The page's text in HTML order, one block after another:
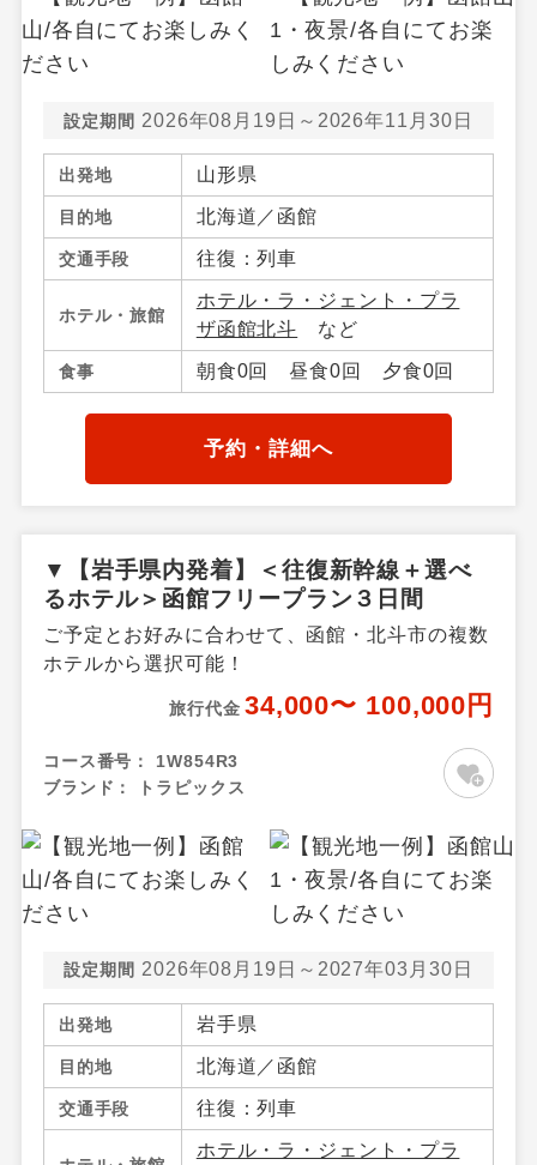
設定期間 2026年08月19日～2026年11月30日
出発地 山形県
目的地 北海道／函館
交通手段 往復：列車
ホテル・旅館
ホテル・ラ・ジェント・プラ
ザ函館北斗 など
食事 朝食0回 昼食0回 夕食0回
予約・詳細へ
▼【岩手県内発着】＜往復新幹線＋選べ
るホテル＞函館フリープラン３日間
ご予定とお好みに合わせて、函館・北斗市の複数
ホテルから選択可能！
旅行代金 34,000〜 100,000円
コース番号：
1W854R3
ブランド：
トラピックス
設定期間 2026年08月19日～2027年03月30日
出発地 岩手県
目的地 北海道／函館
交通手段 往復：列車
ホテル・ラ・ジェント・プラ